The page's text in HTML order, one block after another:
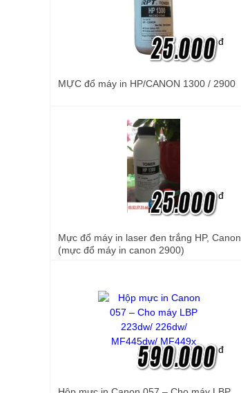
đ
MỰC đổ máy in HP/CANON 1300 / 2900
đ
Mực đổ máy in laser đen trắng HP, Canon
(mực đổ máy in canon 2900)
đ